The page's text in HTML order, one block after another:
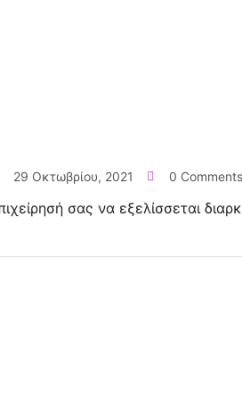
29 Οκτωβρίου, 2021 0 Comments
σας να εξελίσσεται